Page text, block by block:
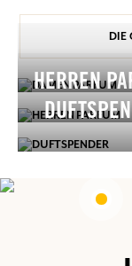
DIE
HERREN